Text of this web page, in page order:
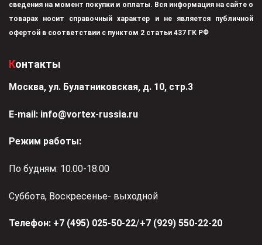
сведения на момент покупки и оплаты. Вся информация на сайте о
товарах носит справочный характер и не является публичной
офертой в соответствии с пунктом 2 статьи 437 ГК РФ
Контакты
Москва, ул. Булатниковская, д. 10, стр.3
Е-mail: info@vortex-russia.ru
Режим работы:
По будням: 10.00-18.00
Суббота, Воскресенье- выходной
Телефон: +7 (495) 025-50-22/+7 (929) 550-22-20